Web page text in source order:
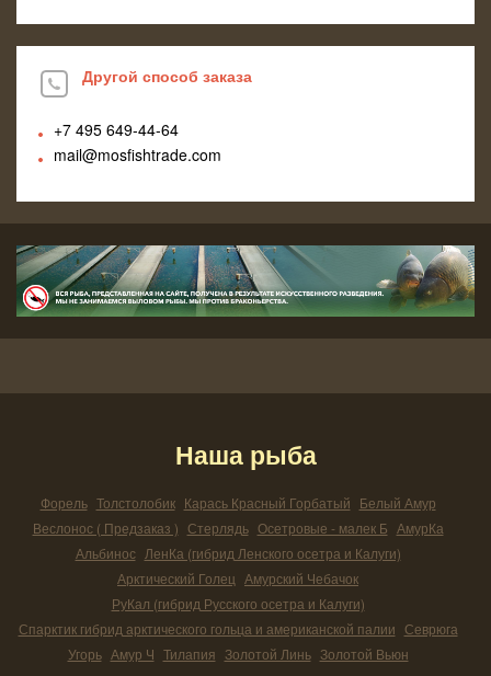
Другой способ заказа
+7 495 649-44-64
mail@mosfishtrade.com
Наша рыба
Форель Толстолобик Карась Красный Горбатый Белый Амур
Веслонос ( Предзаказ ) Стерлядь Осетровые - малек Б АмурКа
Альбинос ЛенКа (гибрид Ленского осетра и Калуги)
Арктический Голец Амурский Чебачок
РуКал (гибрид Русского осетра и Калуги)
Спарктик гибрид арктического гольца и американской палии Севрюга
Угорь Амур Ч Тилапия Золотой Линь Золотой Вьюн